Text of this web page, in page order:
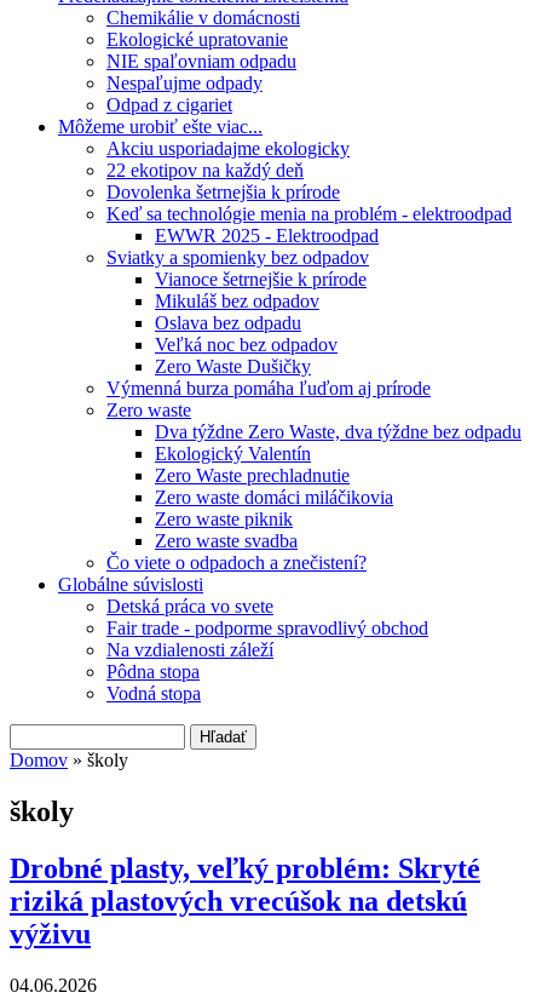
Chemikálie v domácnosti
Ekologické upratovanie
NIE spaľovniam odpadu
Nespaľujme odpady
Odpad z cigariet
Môžeme urobiť ešte viac...
Akciu usporiadajme ekologicky
22 ekotipov na každý deň
Dovolenka šetrnejšia k prírode
Keď sa technológie menia na problém - elektroodpad
EWWR 2025 - Elektroodpad
Sviatky a spomienky bez odpadov
Vianoce šetrnejšie k prírode
Mikuláš bez odpadov
Oslava bez odpadu
Veľká noc bez odpadov
Zero Waste Dušičky
Výmenná burza pomáha ľuďom aj prírode
Zero waste
Dva týždne Zero Waste, dva týždne bez odpadu
Ekologický Valentín
Zero Waste prechladnutie
Zero waste domáci miláčikovia
Zero waste piknik
Zero waste svadba
Čo viete o odpadoch a znečistení?
Globálne súvislosti
Detská práca vo svete
Fair trade - podporme spravodlivý obchod
Na vzdialenosti záleží
Pôdna stopa
Vodná stopa
Vyhľadávanie
Domov » školy
školy
Drobné plasty, veľký problém: Skryté
riziká plastových vrecúšok na detskú
výživu
04.06.2026